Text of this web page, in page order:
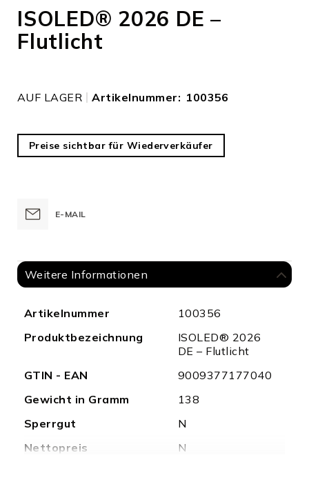
Bildergalerie
springen
ISOLED® 2026 DE –
Flutlicht
AUF LAGER Artikelnummer 100356
Preise sichtbar für Wiederverkäufer
E-MAIL
Weitere Informationen
Weitere
Artikelnummer
100356
Produktbezeichnung
ISOLED® 2026
DE – Flutlicht
GTIN - EAN
9009377177040
Gewicht in Gramm
138
Sperrgut
N
Nettopreis
N